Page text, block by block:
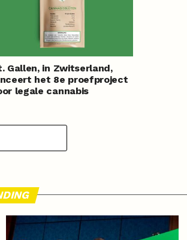
Gallen, in Zwitserland,
het 8e proefproject
legale cannabis